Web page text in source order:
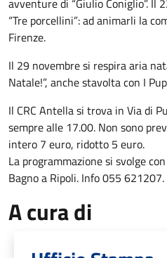
“Tre porcellini”: ad animarli la
Firenze.
Il 29 novembre si respira aria
Natale!”, anche stavolta con I
Il CRC Antella si trova in Via di
sempre alle 17.00. Non sono
intero 7 euro, ridotto 5 euro.
La programmazione si svolge
Bagno a Ripoli. Info 055 621207.
A cura di